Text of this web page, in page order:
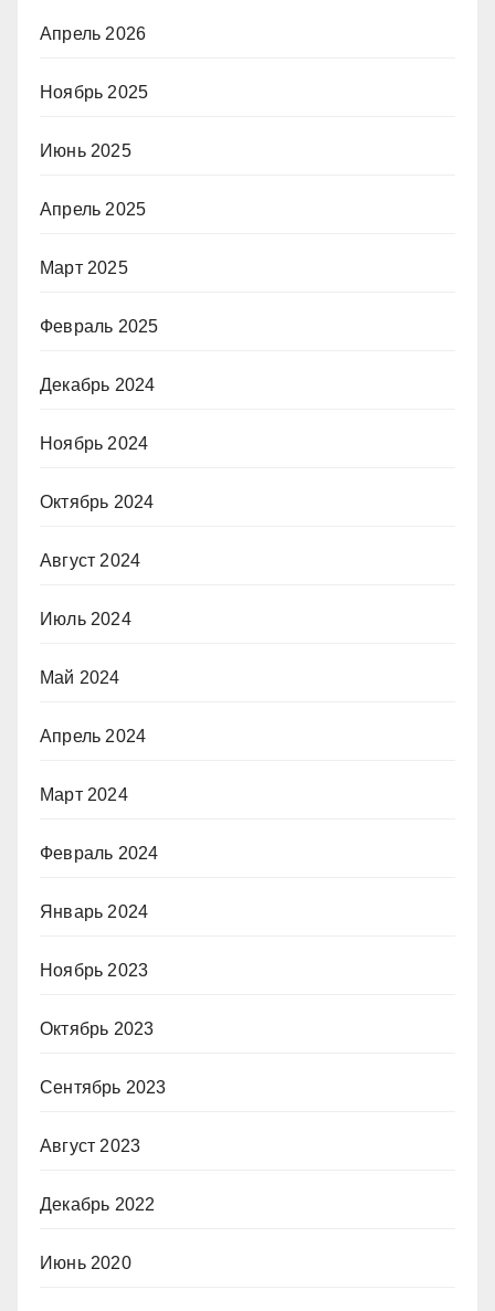
Апрель 2026
Ноябрь 2025
Июнь 2025
Апрель 2025
Март 2025
Февраль 2025
Декабрь 2024
Ноябрь 2024
Октябрь 2024
Август 2024
Июль 2024
Май 2024
Апрель 2024
Март 2024
Февраль 2024
Январь 2024
Ноябрь 2023
Октябрь 2023
Сентябрь 2023
Август 2023
Декабрь 2022
Июнь 2020